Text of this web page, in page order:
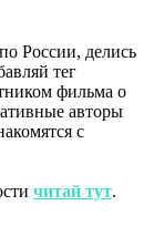
России, делись
тег
фильма о
авторы
с
читай тут.